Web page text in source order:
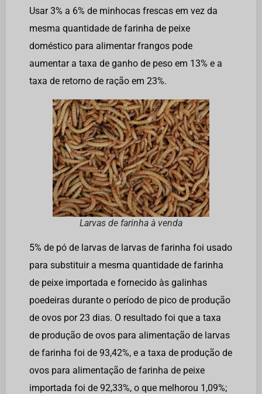
Usar 3% a 6% de minhocas frescas em vez da
mesma quantidade de farinha de peixe
doméstico para alimentar frangos pode
aumentar a taxa de ganho de peso em 13% e a
taxa de retorno de ração em 23%.
Larvas de farinha à venda
5% de pó de larvas de larvas de farinha foi usado
para substituir a mesma quantidade de farinha
de peixe importada e fornecido às galinhas
poedeiras durante o período de pico de produção
de ovos por 23 dias. O resultado foi que a taxa
de produção de ovos para alimentação de larvas
de farinha foi de 93,42%, e a taxa de produção de
ovos para alimentação de farinha de peixe
importada foi de 92,33%, o que melhorou 1,09%;